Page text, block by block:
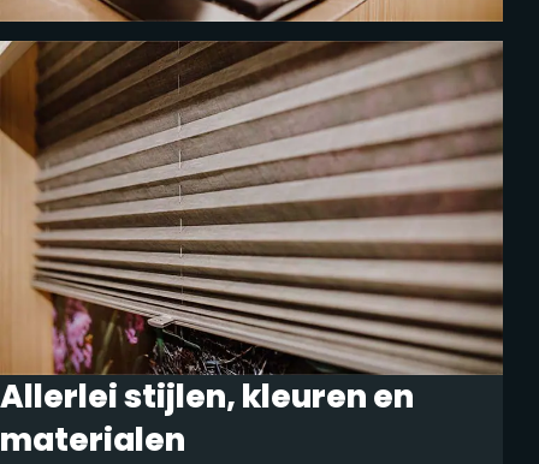
Allerlei stijlen, kleuren en
materialen